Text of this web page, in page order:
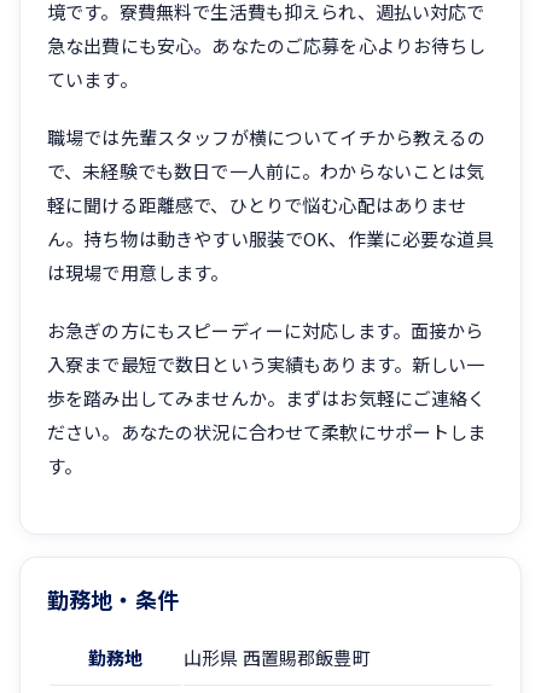
境です。寮費無料で生活費も抑えられ、週払い対応で
急な出費にも安心。あなたのご応募を心よりお待ちし
ています。
職場では先輩スタッフが横についてイチから教えるの
で、未経験でも数日で一人前に。わからないことは気
軽に聞ける距離感で、ひとりで悩む心配はありませ
ん。持ち物は動きやすい服装でOK、作業に必要な道具
は現場で用意します。
お急ぎの方にもスピーディーに対応します。面接から
入寮まで最短で数日という実績もあります。新しい一
歩を踏み出してみませんか。まずはお気軽にご連絡く
ださい。あなたの状況に合わせて柔軟にサポートしま
す。
勤務地・条件
勤務地 山形県 西置賜郡飯豊町